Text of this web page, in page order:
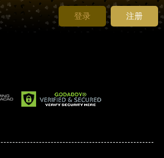
登录 注册